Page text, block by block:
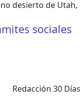
desierto de Utah,
sociales
Redacción 30 Días